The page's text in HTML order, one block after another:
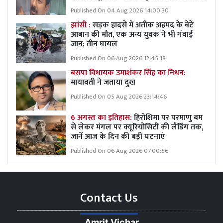
Published On 04 Aug 2026 14:00:30
झांसी :सड़क हादसे में अतीक अहमद के बेटे
आबान की मौत, एक अन्य युवक ने भी गंवाई
जान; तीन घायल
Published On 06 Aug 2026 12:45:18
बसपा विधायक उमाशंकर सिंह का निधन:
मायावती ने जताया दुख
Published On 05 Aug 2026 23:14:46
6 अगस्त का इतिहास:हिरोशिमा पर परमाणु बम
से लेकर मंगल पर क्यूरियोसिटी की लैंडिंग तक,
जानें आज के दिन की बड़ी घटनाएं
Published On 06 Aug 2026 07:00:56
Contact Us